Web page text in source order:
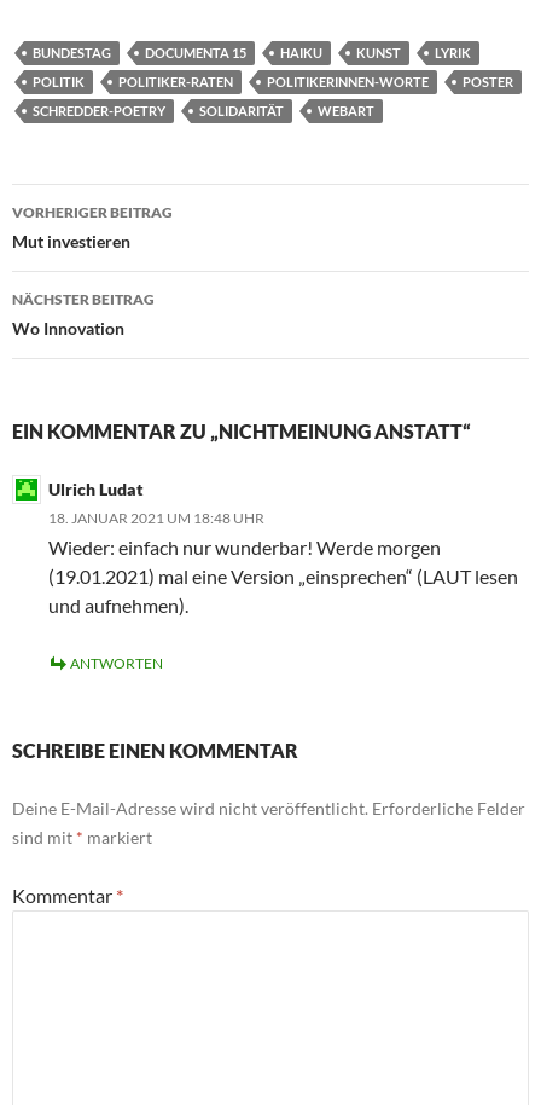
BUNDESTAG DOCUMENTA 15 HAIKU KUNST
LYRIK
POLITIK
POLITIKER-RATEN POLITIKERINNEN-WORTE
POSTER
SCHREDDER-POETRY
SOLIDARITÄT WEBART
Beitragsnavigation
VORHERIGER BEITRAG
Mut investieren
NÄCHSTER BEITRAG
Wo Innovation
EIN KOMMENTAR ZU „NICHTMEINUNG ANSTATT“
Ulrich Ludat
18. JANUAR 2021 UM 18:48 UHR
Wieder: einfach nur wunderbar! Werde morgen
(19.01.2021) mal eine Version „einsprechen“ (LAUT lesen
und aufnehmen).
ANTWORTEN
SCHREIBE EINEN KOMMENTAR
Deine E-Mail-Adresse wird nicht veröffentlicht. Erforderliche Felder
sind mit * markiert
Kommentar *